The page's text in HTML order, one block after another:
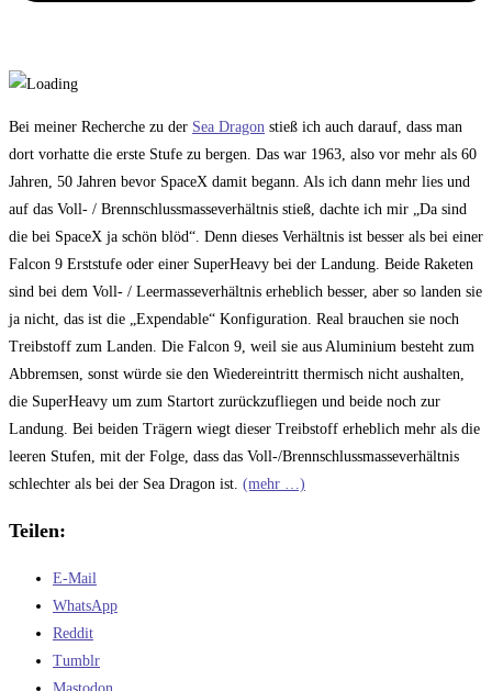
Bei meiner Recherche zu der Sea Dragon stieß ich auch darauf, dass man
dort vorhatte die erste Stufe zu bergen. Das war 1963, also vor mehr als 60
Jahren, 50 Jahren bevor SpaceX damit begann. Als ich dann mehr lies und
auf das Voll- / Brennschlussmasseverhältnis stieß, dachte ich mir „Da sind
die bei SpaceX ja schön blöd“. Denn dieses Verhältnis ist besser als bei einer
Falcon 9 Erststufe oder einer SuperHeavy bei der Landung. Beide Raketen
sind bei dem Voll- / Leermasseverhältnis erheblich besser, aber so landen sie
ja nicht, das ist die „Expendable“ Konfiguration. Real brauchen sie noch
Treibstoff zum Landen. Die Falcon 9, weil sie aus Aluminium besteht zum
Abbremsen, sonst würde sie den Wiedereintritt thermisch nicht aushalten,
die SuperHeavy um zum Startort zurückzufliegen und beide noch zur
Landung. Bei beiden Trägern wiegt dieser Treibstoff erheblich mehr als die
leeren Stufen, mit der Folge, dass das Voll-/Brennschlussmasseverhältnis
schlechter als bei der Sea Dragon ist. (mehr …)
Teilen:
E-Mail
WhatsApp
Reddit
Tumblr